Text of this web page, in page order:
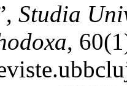
Studia
,